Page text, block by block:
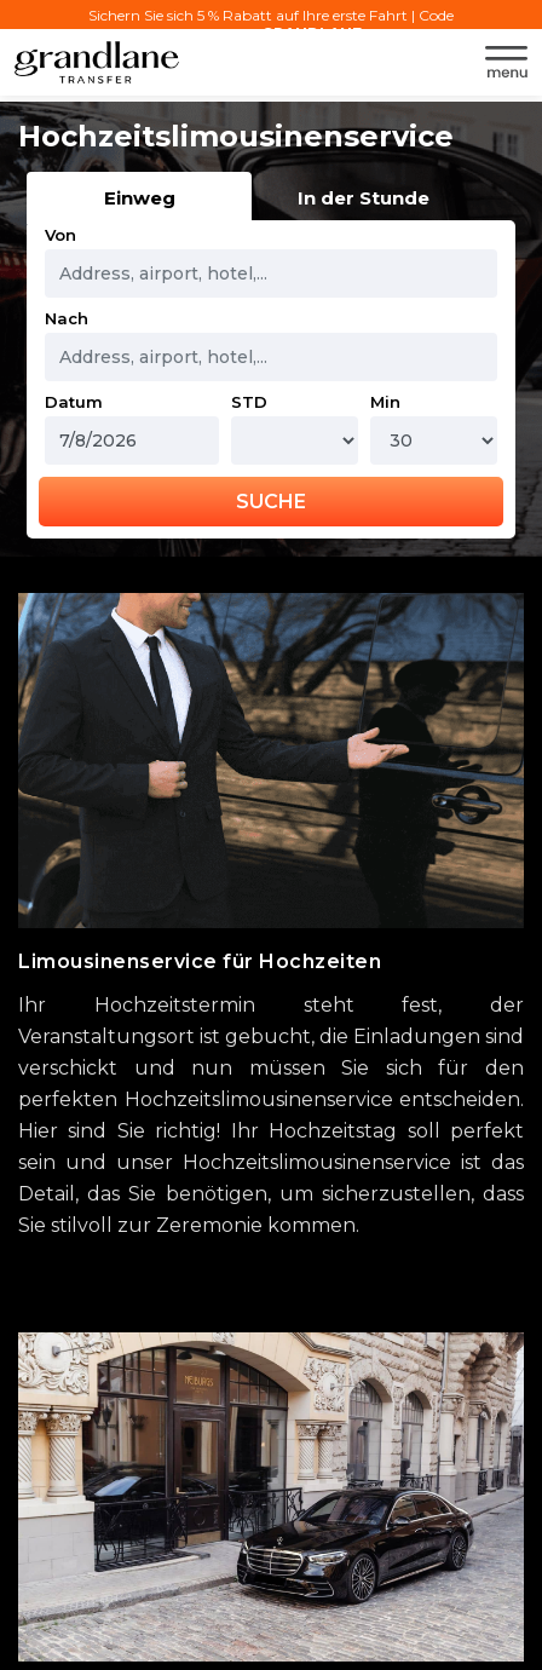
Sichern Sie sich 5 % Rabatt auf Ihre erste Fahrt | Code
verwenden:GRANDLANE
Hochzeitslimousinenservice
Einweg In der Stunde
Von
Nach
Datum STD Min
SUCHE
Limousinenservice für Hochzeiten
Ihr Hochzeitstermin steht fest, der
Veranstaltungsort ist gebucht, die Einladungen sind
verschickt und nun müssen Sie sich für den
perfekten Hochzeitslimousinenservice entscheiden.
Hier sind Sie richtig! Ihr Hochzeitstag soll perfekt
sein und unser Hochzeitslimousinenservice ist das
Detail, das Sie benötigen, um sicherzustellen, dass
Sie stilvoll zur Zeremonie kommen.